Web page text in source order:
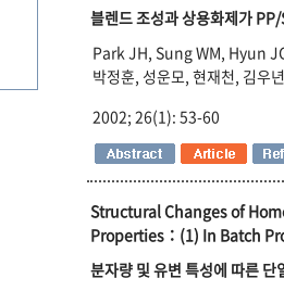
블렌드 조성과 상용화제가
Park JH, Sung WM, Hyun
박정훈, 성운모, 현재천, 김우
2002; 26(1): 53-60
Structural Changes of
Properties：(1) In Batch
분자량 및 유변 특성에 따른